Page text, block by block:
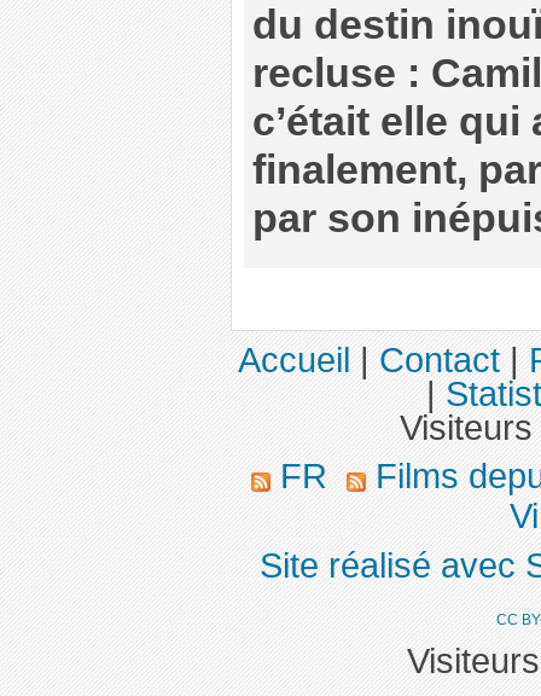
du destin
recluse :
c’était elle qui
finalement,
par son
Accueil|Contact|
|
FR
Films
Site réalisé avec
CC